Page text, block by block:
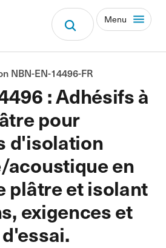
Menu
: Adhésifs à
pour
d'isolation
en
plâtre et isolant
exigences et
NBN-EN-14496-FR